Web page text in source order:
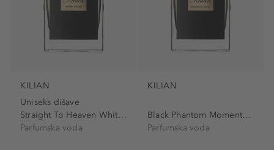
KILIAN
Uniseks dišave
Straight To Heaven White...
Parfumska voda
KILIAN
Black Phantom Momento Mori...
Parfumska voda